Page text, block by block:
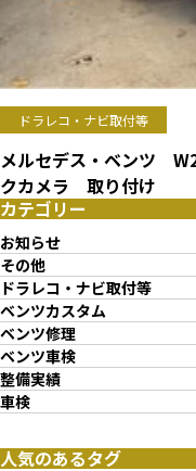
ドラレコ・ナビ取付等
メルセデス・ベンツ
クカメラ 取り付け
カテゴリー
お知らせ
その他
ドラレコ・ナビ取付等
ベンツカスタム
ベンツ修理
ベンツ車検
整備実績
車検
人気のあるタグ